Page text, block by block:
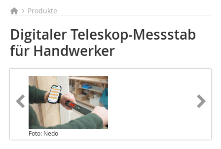
Produkte
Digitaler Teleskop-Messstab
für Handwerker
Foto: Nedo